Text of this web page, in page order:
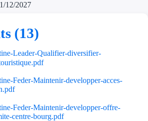
Aides Région
12/2027
(13)
Leader-Qualifier-diversifier-
Feder-Maintenir-developper-acces-
Feder-Maintenir-developper-offre-
centre-bourg.pdf